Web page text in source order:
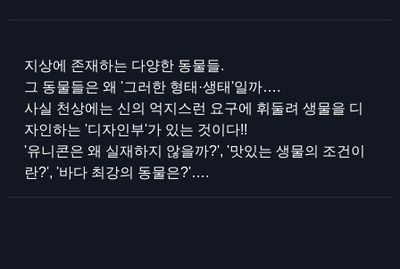
지상에 존재하는 다양한 동물들.
그 동물들은 왜 '그러한 형태·생태'일까….
사실 천상에는 신의 억지스런 요구에 휘둘려 생물을 디
자인하는 '디자인부'가 있는 것이다!!
'유니콘은 왜 실재하지 않을까?', '맛있는 생물의 조건이
란?', '바다 최강의 동물은?'….